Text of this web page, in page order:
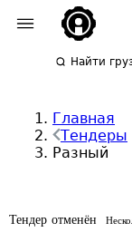
Найти
Главная
Тендеры
Разный
Тендер отменён